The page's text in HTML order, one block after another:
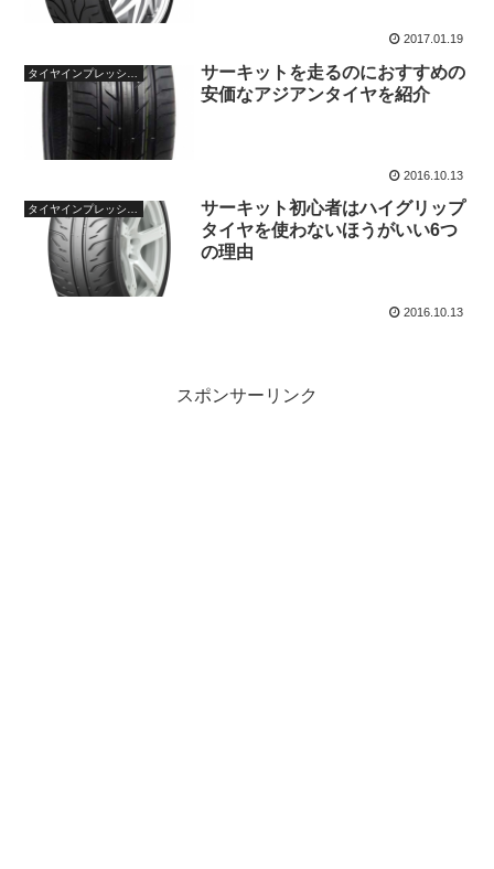
2017.01.19
サーキットを走るのにおすすめの
安価なアジアンタイヤを紹介
2016.10.13
タイヤインプレッション
サーキット初心者はハイグリップ
タイヤを使わないほうがいい6つ
の理由
2016.10.13
スポンサーリンク